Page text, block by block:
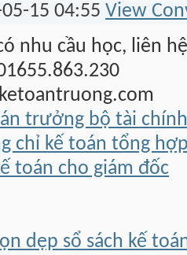
15 04:55 View
nhu cầu học, liên
trưởng bộ tài chính
chỉ kế toán tổng
toán cho giám đốc
dẹp sổ sách kế